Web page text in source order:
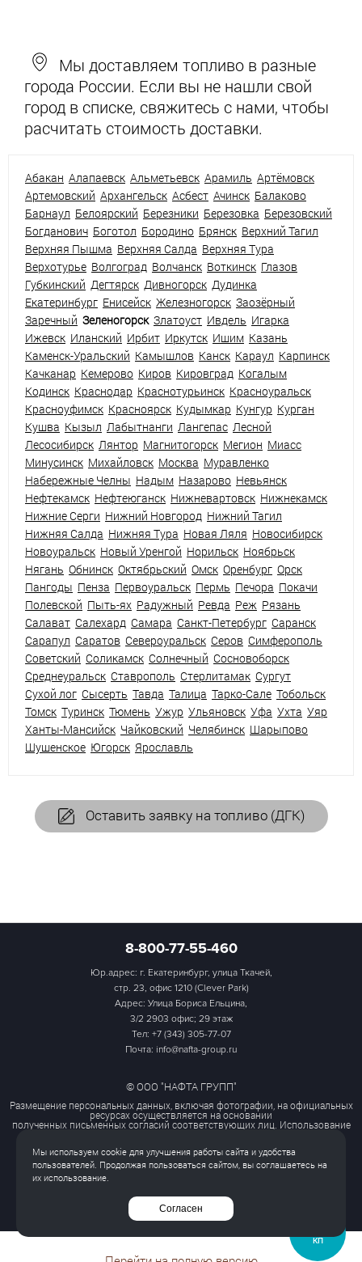
Мы доставляем топливо в разные
города России. Если вы не нашли свой
город в списке, свяжитесь с нами, чтобы
расчитать стоимость доставки.
Абакан Алапаевск Альметьевск Арамиль Артёмовск
Артемовский Архангельск Асбест Ачинск Балаково
Барнаул Белоярский Березники Березовка Березовский
Богданович Боготол Бородино Брянск Верхний Тагил
Верхняя Пышма Верхняя Салда Верхняя Тура
Верхотурье Волгоград Волчанск Воткинск Глазов
Губкинский Дегтярск Дивногорск Дудинка
Екатеринбург Енисейск Железногорск Заозёрный
Заречный Зеленогорск Златоуст Ивдель Игарка
Ижевск Иланский Ирбит Иркутск Ишим Казань
Каменск-Уральский Камышлов Канск Караул Карпинск
Качканар Кемерово Киров Кировград Когалым
Кодинск Краснодар Краснотурьинск Красноуральск
Красноуфимск Красноярск Кудымкар Кунгур Курган
Кушва Кызыл Лабытнанги Лангепас Лесной
Лесосибирск Лянтор Магнитогорск Мегион Миасс
Минусинск Михайловск Москва Муравленко
Набережные Челны Надым Назарово Невьянск
Нефтекамск Нефтеюганск Нижневартовск Нижнекамск
Нижние Серги Нижний Новгород Нижний Тагил
Нижняя Салда Нижняя Тура Новая Ляля Новосибирск
Новоуральск Новый Уренгой Норильск Ноябрьск
Нягань Обнинск Октябрьский Омск Оренбург Орск
Пангоды Пенза Первоуральск Пермь Печора Покачи
Полевской Пыть-ях Радужный Ревда Реж Рязань
Салават Салехард Самара Санкт-Петербург Саранск
Сарапул Саратов Североуральск Серов Симферополь
Советский Соликамск Солнечный Сосновоборск
Среднеуральск Ставрополь Стерлитамак Сургут
Сухой лог Сысерть Тавда Талица Тарко-Сале Тобольск
Томск Туринск Тюмень Ужур Ульяновск Уфа Ухта Уяр
Ханты-Мансийск Чайковский Челябинск Шарыпово
Шушенское Югорск Ярославль
Оставить заявку на топливо (ДГК)
8-800-77-55-460
Юр.адрес: г. Екатеринбург, улица Ткачей,
стр. 23, офис 1210 (Clever Park)
Адрес: Улица Бориса Ельцина,
3/2 2903 офис; 29 этаж
Тел: +7 (343) 305-77-07
Почта: info@nafta-group.ru
© ООО "НАФТА ГРУПП"
Размещение персональных данных, включая фотографии, на официальных
ресурсах осуществляется на основании
полученных письменных согласий соответствующих лиц. Использование
Политика обработки персональных данных
Согласие на обработку персональных данных
КП
Мы используем cookie для улучшения работы сайта и удобства
пользователей. Продолжая пользоваться сайтом, вы соглашаетесь на
их использование.
Согласен